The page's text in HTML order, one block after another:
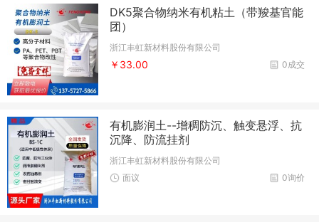
DK5聚合物纳米有机粘土（带羧基官能
团）
浙江丰虹新材料股份有限公司
0成交
￥33.00
有机膨润土--增稠防沉、触变悬浮、抗
沉降、防流挂剂
浙江丰虹新材料股份有限公司
0询价
面议